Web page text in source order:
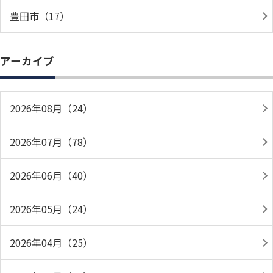
豊田市（17）
アーカイブ
2026年08月（24）
2026年07月（78）
2026年06月（40）
2026年05月（24）
2026年04月（25）